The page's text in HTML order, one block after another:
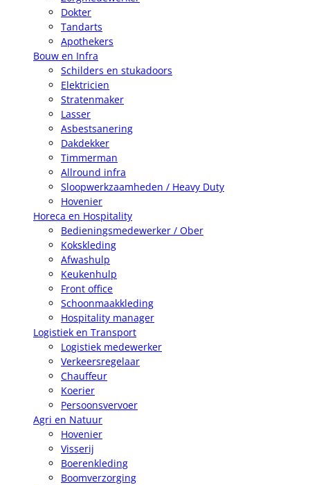
Dokter
Tandarts
Apothekers
Bouw en Infra
Schilders en stukadoors
Elektricien
Stratenmaker
Lasser
Asbestsanering
Dakdekker
Timmerman
Allround infra
Sloopwerkzaamheden / Heavy Duty
Hovenier
Horeca en Hospitality
Bedieningsmedewerker / Ober
Kokskleding
Afwashulp
Keukenhulp
Front office
Schoonmaakkleding
Hospitality manager
Logistiek en Transport
Logistiek medewerker
Verkeersregelaar
Chauffeur
Koerier
Persoonsvervoer
Agri en Natuur
Hovenier
Visserij
Boerenkleding
Boomverzorging